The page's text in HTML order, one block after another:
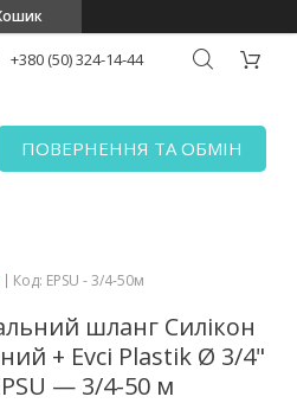
+380 (50) 324-14-44
ПОВЕРНЕННЯ ТА ОБМІН
Код: EPSU - 3/4-50м
шланг Силікон
+ Evci Plastik Ø 3/4"
— 3/4-50 м